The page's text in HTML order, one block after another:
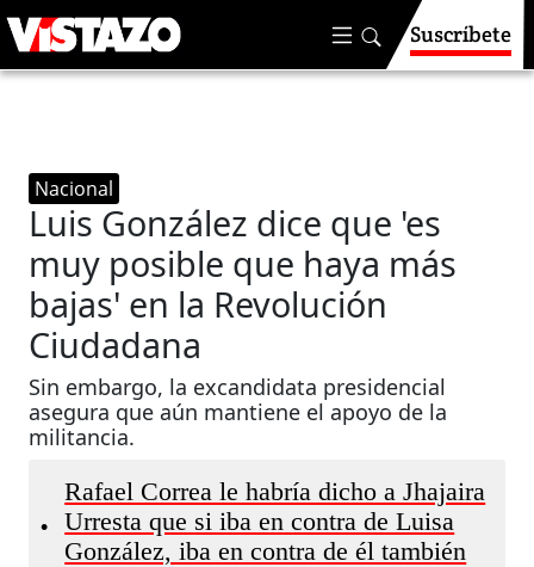
Suscríbete
Nacional
Luis González dice que 'es
muy posible que haya más
bajas' en la Revolución
Ciudadana
Sin embargo, la excandidata presidencial
asegura que aún mantiene el apoyo de la
militancia.
•
Rafael Correa le habría dicho a Jhajaira
Urresta que si iba en contra de Luisa
González, iba en contra de él también